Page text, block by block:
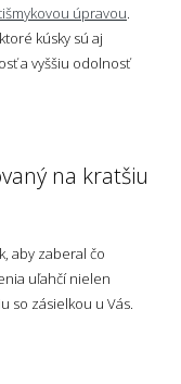
úpravou
kúsky sú aj
a vyššiu odolnosť
na kratšiu
aby zaberal čo
uľahčí nielen
so zásielkou u Vás.